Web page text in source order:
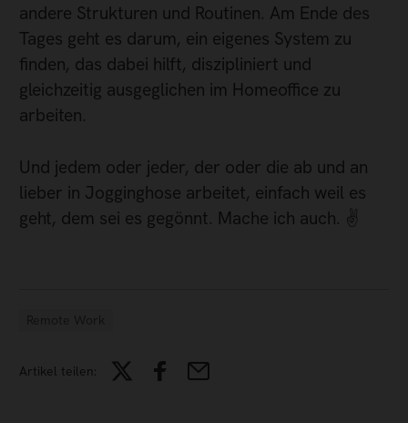
andere Strukturen und Routinen. Am Ende des
Tages geht es darum, ein eigenes System zu
finden, das dabei hilft, diszipliniert und
gleichzeitig ausgeglichen im Homeoffice zu
arbeiten.
Und jedem oder jeder, der oder die ab und an
lieber in Jogginghose arbeitet, einfach weil es
geht, dem sei es gegönnt. Mache ich auch. ✌️
Artikel teilen: